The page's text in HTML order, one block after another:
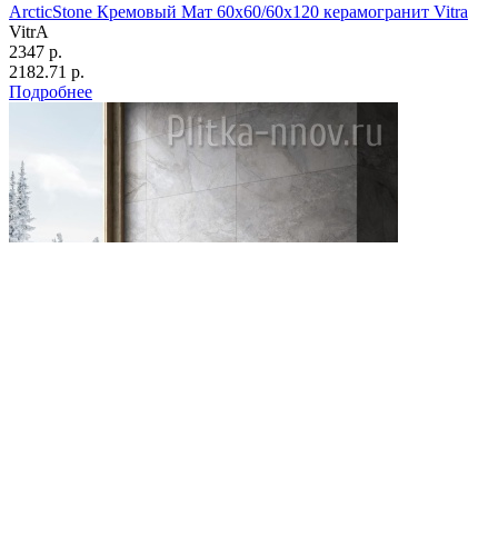
ArcticStone Кремовый Мат 60x60/60х120 керамогранит Vitra
VitrA
2347 р.
2182.71 р.
Подробнее